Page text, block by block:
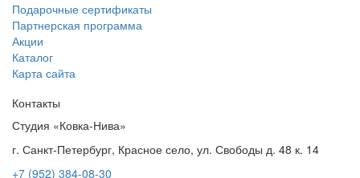
Подарочные сертификаты
Партнерская программа
Акции
Каталог
Карта сайта
Контакты
Студия «Ковка-Нива»
г. Санкт-Петербург, Красное село, ул. Свободы д. 48 к. 14
+7 (952) 384-08-30